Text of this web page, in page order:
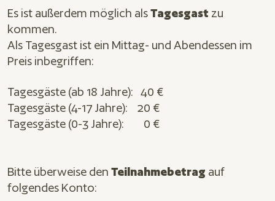
Es ist außerdem möglich alsTagesgast zu
kommen.
Als Tagesgast ist ein Mittag- und Abendessen im
Preis inbegriffen:
Tagesgäste (ab 18 Jahre): 40 €
Tagesgäste (4-17 Jahre): 20 €
Tagesgäste (0-3 Jahre): 0 €
Bitte überweise den Teilnahmebetrag auf
folgendes Konto: